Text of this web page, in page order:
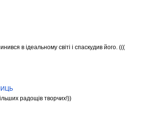
в ідеальному світі і спаскудив його. (((
радощів творчих!))